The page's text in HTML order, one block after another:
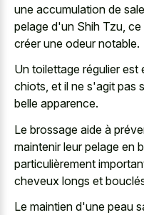
une accumulation de
pelage d'un Shih Tzu,
créer une odeur notable.
Un toilettage régulier est
chiots, et il ne s'agit pas
belle apparence.
Le brossage aide à
maintenir leur pelage en
particulièrement
cheveux longs et
Le maintien d'une peau